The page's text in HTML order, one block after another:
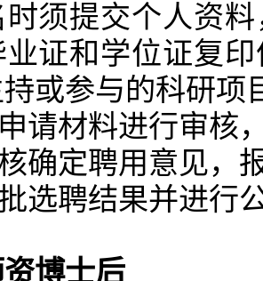
须提交个人资
证和学位证复
或参与的科研项
请材料进行审核
确定聘用意见，
选聘结果并进行
资博士后